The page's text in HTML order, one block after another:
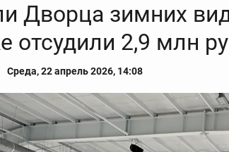
Дворца зимних
отсудили 2,9 млн
Среда, 22 апрель 2026, 14:08